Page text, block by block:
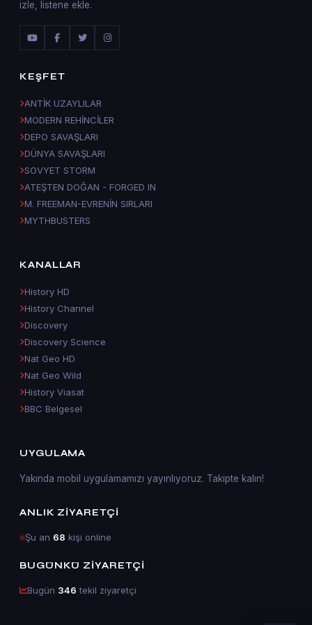
izle, listene ekle.
KEŞFET
ANTİK UZAYLILAR
MODERN REHİNCİLER
DEPO SAVAŞLARI
DÜNYA SAVAŞLARI
SOVYET STORM
ATEŞTEN DOĞAN - FORGED IN
M. FREEMAN-EVRENİN SIRLARI
MYTHBUSTERS
KANALLAR
History HD
History Channel
Discovery
Discovery Science
Nat Geo HD
Nat Geo Wild
History Viasat
BBC Belgesel
UYGULAMA
Yakında mobil uygulamamızı yayınlıyoruz. Takipte kalın!
ANLIK ZIYARETÇI
Şu an 68 kişi online
BUGÜNKÜ ZIYARETÇI
Bugün 346 tekil ziyaretçi